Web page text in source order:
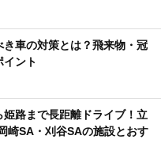
き車の対策とは？飛来物・冠
イント
姫路まで長距離ドライブ！立
崎SA・刈谷SAの施設とおす